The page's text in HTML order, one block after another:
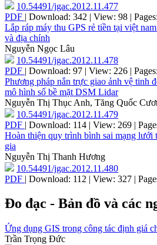
10.54491/jgac.2012.11.477
PDF | Download: 342 | View: 98 |
Lắp ráp máy thu GPS rẻ tiền tại việt
và địa chính
Nguyễn Ngọc Lâu
10.54491/jgac.2012.11.478
PDF | Download: 97 | View: 226 |
Phương pháp nắn trực giao ảnh vệ tinh
mô hình số bề mặt DSM Lidar
Nguyễn Thị Thục Anh, Tăng Quốc
10.54491/jgac.2012.11.479
PDF | Download: 114 | View: 269 |
Hoàn thiện quy trình bình sai mạng lưới
gia
Nguyễn Thị Thanh Hương
10.54491/jgac.2012.11.480
PDF | Download: 112 | View: 327 |
Đo đạc - Bản đồ và các
Ứng dụng GIS trong công tác định giá
Trần Trọng Đức